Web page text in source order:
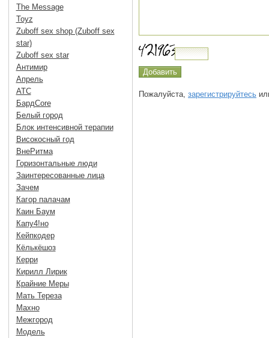
Пожалуйста, зарегистрируйтесь
The Message
Toyz
Zuboff sex shop (Zuboff sex
star)
Zuboff sex star
Антимир
Апрель
АТС
БардCore
Белый город
Блок интенсивной терапии
Високосный год
ВнеРитма
Горизонтальные люди
Заинтересованные лица
Зачем
Кагор палачам
Каин Баум
Капу4!но
Кейпкодер
Кёлькёшоз
Керри
Кирилл Лирик
Крайние Меры
Мать Тереза
Махно
Межгород
Модель